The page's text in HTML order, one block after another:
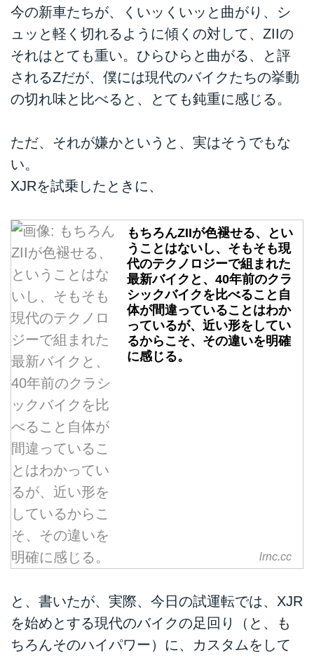
今の新車たちが、くいッくいッと曲がり、シ
ュッと軽く切れるように傾くの対して、ZIIの
それはとても重い。ひらひらと曲がる、と評
されるZだが、僕には現代のバイクたちの挙動
の切れ味と比べると、とても鈍重に感じる。
ただ、それが嫌かというと、実はそうでもな
い。
XJRを試乗したときに、
もちろんZIIが色褪せる、とい
うことはないし、そもそも現
代のテクノロジーで組まれた
最新バイクと、40年前のクラ
シックバイクを比べること自
体が間違っていることはわか
っているが、近い形をしてい
るからこそ、その違いを明確
に感じる。
lrnc.cc
と、書いたが、実際、今日の試運転では、XJR
を始めとする現代のバイクの足回り（と、も
ちろんそのハイパワー）に、カスタムをして